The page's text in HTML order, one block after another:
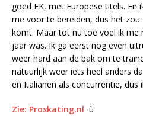
goed EK, met Europese titels. En
me voor te bereiden, dus het
komt. Maar tot nu toe voel ik me
jaar was. Ik ga eerst nog even
weer hard aan de bak om te
natuurlijk weer iets heel anders
en Italianen als concurrentie, dus
Zie: Proskating.nl¬ù